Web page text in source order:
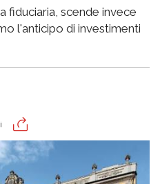
fiduciaria, scende invece
l'anticipo di investimenti